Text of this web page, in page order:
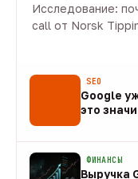
Исследование:
call от Norsk
SEO
Google
это
ФИНАНСЫ
Выручка